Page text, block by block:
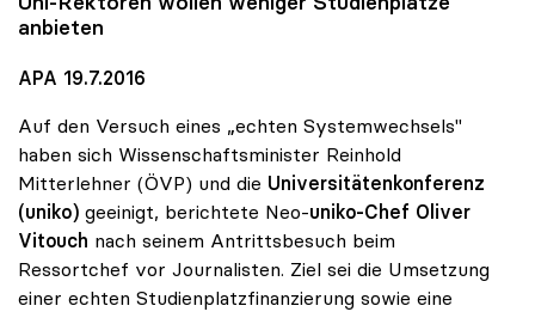
anbieten
APA 19.7.2016
Auf den Versuch eines „echten Systemwechsels"
haben sich Wissenschaftsminister Reinhold
Mitterlehner (ÖVP) und die Universitätenkonferenz
(uniko) geeinigt, berichtete Neo-uniko-Chef Oliver
Vitouch nach seinem Antrittsbesuch beim
Ressortchef vor Journalisten. Ziel sei die Umsetzung
einer echten Studienplatzfinanzierung sowie eine